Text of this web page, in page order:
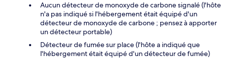
Aucun détecteur de monoxyde de carbone signalé (l'hôte
n'a pas indiqué si l'hébergement était équipé d'un
détecteur de monoxyde de carbone ; pensez à apporter
un détecteur portable)
Détecteur de fumée sur place (l'hôte a indiqué que
l'hébergement était équipé d'un détecteur de fumée)